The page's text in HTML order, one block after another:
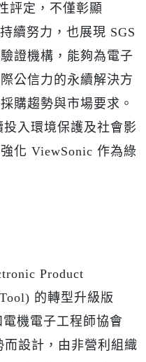
評定，不僅彰顯
續努力，也展現 SGS
證機構，能夠為電子
公信力的永續解決方
購趨勢與市場要求。
入環境保護及社會影
化 ViewSonic 作為綠
Product
的轉型升級版
機電子工程師協會
設計，由非營利組織